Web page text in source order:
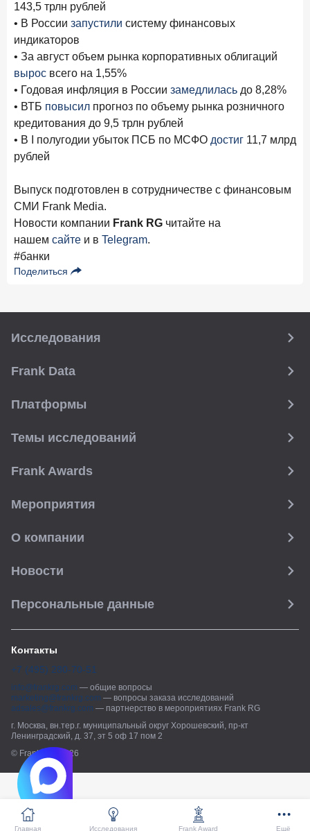
143,5 трлн рублей
• В России запустили систему финансовых
индикаторов
• За август объем рынка корпоративных облигаций
вырос всего на 1,55%
• Годовая инфляция в России замедлилась до 8,28%
• ВТБ повысил прогноз по объему рынка розничного
кредитования до 9,5 трлн рублей
• В I полугодии убыток ПСБ по МСФО достиг 11,7 млрд
рублей
Выпуск подготовлен в сотрудничестве с финансовым
СМИ Frank Media.
Новости компании Frank RG читайте на
нашем сайте и в Telegram.
#банки
Поделиться
Исследования
Frank Data
Платформы
Темы исследований
Frank Awards
Мероприятия
О компании
Новости
Персональные данные
Контакты
+7 (495) 280-70-51
общие вопросы
—
info@frankrg.com
вопросы заказа исследований
—
marketing@frankrg.com
партнерство в мероприятиях Frank RG
—
adsales@frankrg.com
г. Москва, вн.тер.г. муниципальный округ Хорошевский, пр-кт
Ленинградский, д. 37, эт 5 оф 17 пом 2
© Frank RG, 2026
Главная Исследования Frank Award Ещё